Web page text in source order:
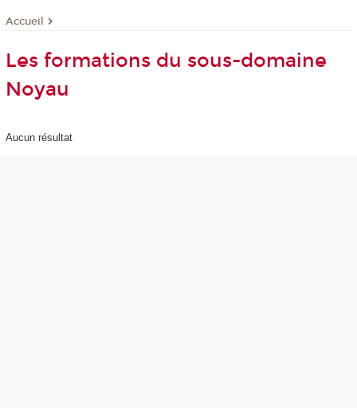
Accueil
Les formations du sous-domaine
Noyau
Aucun résultat